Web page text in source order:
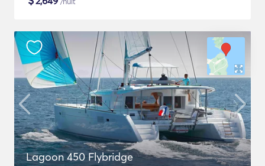
Lagoon 450 Flybridge